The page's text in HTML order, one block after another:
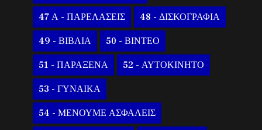
47 Α - ΠΑΡΕΛΑΣΕΙΣ 48 - ΔΙΣΚΟΓΡΑΦΙΑ
49 - ΒΙΒΛΙΑ 50 - ΒΙΝΤΕΟ
51 - ΠΑΡΑΞΕΝΑ 52 - ΑΥΤΟΚΙΝΗΤΟ
53 - ΓΥΝΑΙΚΑ
54 - ΜΕΝΟΥΜΕ ΑΣΦΑΛΕΙΣ